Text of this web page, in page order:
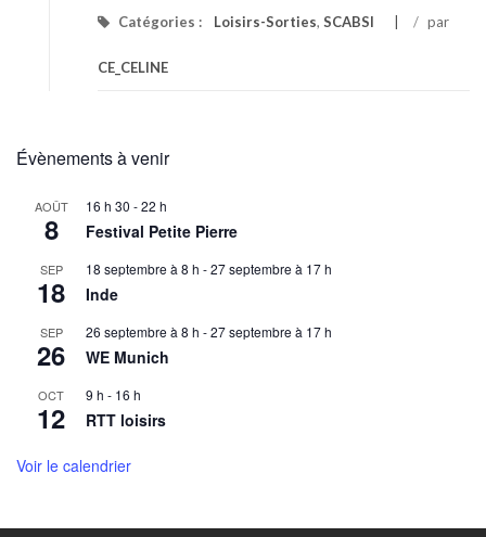
Catégories : Loisirs-Sorties, SCABSI / par
CE_CELINE
Évènements à venir
AOÛT
8
16 h 30 -22 h
Festival Petite Pierre
SEP
18
18 septembre à 8 h -27 septembre à 17 h
Inde
SEP
26
26 septembre à 8 h -27 septembre à 17 h
WE Munich
OCT
12
9 h - 16 h
RTT loisirs
Voir le calendrier